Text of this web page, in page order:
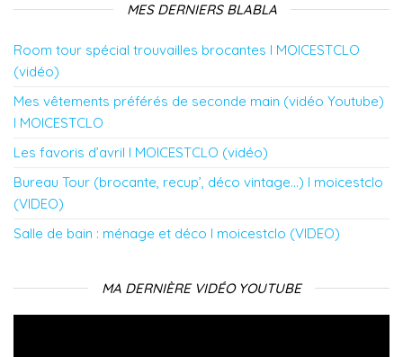
MES DERNIERS BLABLA
Room tour spécial trouvailles brocantes l MOICESTCLO
(vidéo)
Mes vêtements préférés de seconde main (vidéo Youtube)
l MOICESTCLO
Les favoris d’avril l MOICESTCLO (vidéo)
Bureau Tour (brocante, recup’, déco vintage…) l moicestclo
(VIDEO)
Salle de bain : ménage et déco l moicestclo (VIDEO)
MA DERNIÈRE VIDÉO YOUTUBE